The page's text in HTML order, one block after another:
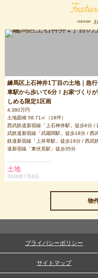
練馬区上石神井1丁目の土地｜急
車駅から歩いて6分！お家づくり
しめる限定1区画
4,380万円
土地面積 58.71㎡（18坪）
西武鉄道新宿線「上石神井駅」徒歩6分 /
武鉄道新宿線「武蔵関駅」徒歩18分 / 西
鉄道新宿線「上井草駅」徒歩19分 / 西武
道新宿線「東伏見駅」徒歩35分
土地
2026年7月4日
物
プライバシーポリシー
サイトマップ